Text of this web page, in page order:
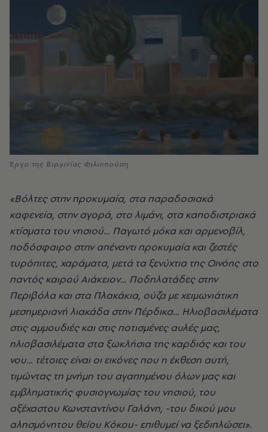
Έργο της Βιργινίας Φιλιππούση
«Βόλτες στην προκυμαία, στα παραδοσιακά
καφενεία, στην αγορά, στο λιμάνι, στα καποδιστριακά
κτίσματα του νησιού… Παγωτό μόκα και αρμενοβίλ,
ποδόσφαιρο στην απέναντι προκυμαία και ζεστές
τυρόπιτες, χαράματα, μετά τα ξενύχτια της Οινόης στο
παντός καιρού Αιάκειον… Ποδηλατάδες στην
Περιβόλα και στα Πλακάκια, ούζα με χειμωνιάτικη
μεσημεριανή λιακάδα στην Πέρδικα… Ηλιοβασιλέματα
στις αμμουδιές και στις ποτισμένες αυλές μας,
ηλιοβασιλέματα στα ξωκλήσια της καρδιάς και του
νου… τέτοιες είναι οι εικόνες που η έκθεση αυτή,
τιμώντας τη μνήμη του αγαπημένου όλων μας και
εμβληματικής φυσιογνωμίας του νησιού, του
αξέχαστου Κωνσταντίνου Γαλάνη, -του δικού μου
αλησμόνητου θείου Κόκου- επιθυμεί να ξεδιπλώσει».